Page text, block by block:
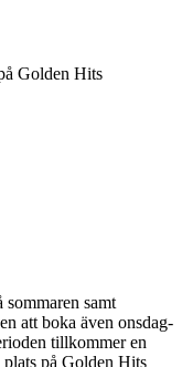
Golden Hits
samt
att boka även onsdag-
tillkommer en
plats på Golden Hits